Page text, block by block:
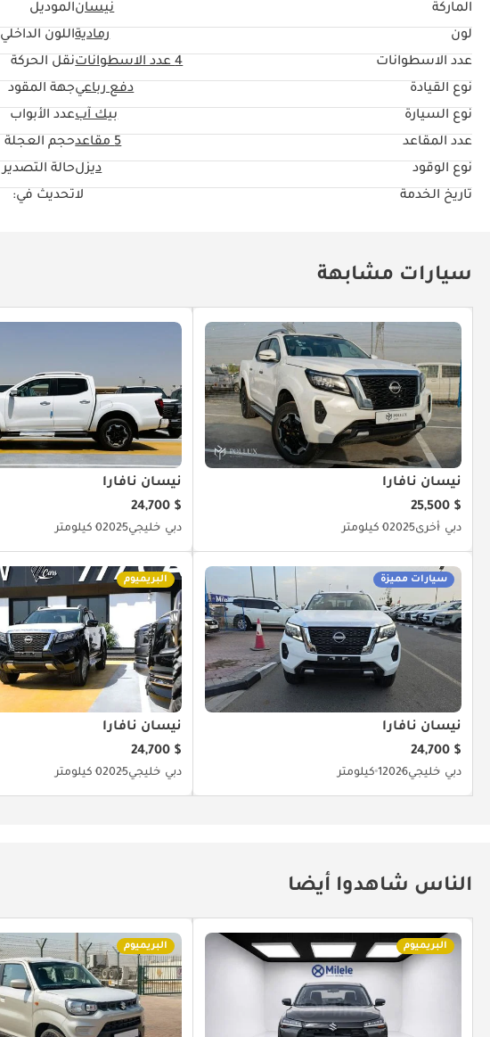
الماركة نيسانالموديل
لون
رماديةاللون الداخلي
عدد الاسطوانات
4عدد الاسطواناتنقل الحركة
نوع القيادة
دفع رباعيجهة المقود
نوع السيارة
بيك آبعدد الأبواب
عدد المقاعد
5 مقاعد حجم العجلة
نوع الوقود
ديزلحالة التصدير
تاريخ الخدمة
لاتحديث في:
سيارات مشابهة
نيسان نافارا
$ 25,500
دبي أخرى20250 كيلومتر
نيسان نافارا
$ 24,700
دبي خليجي20250 كيلومتر
سيارات مميزة
نيسان نافارا
$ 24,700
دبي خليجي20261 كيلومتر
البريميوم
نيسان نافارا
$ 24,700
دبي خليجي20250 كيلومتر
الناس شاهدوا أيضا
البريميوم البريميوم